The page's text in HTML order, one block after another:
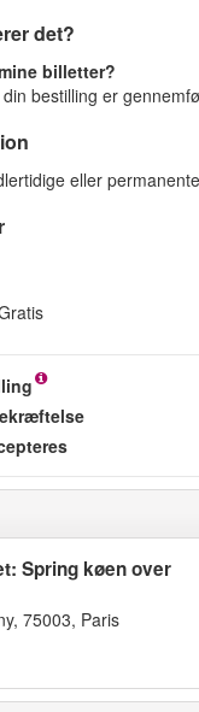
det?
billetter?
bestilling er
eller
Spring køen over
75003, Paris